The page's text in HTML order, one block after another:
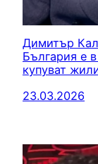
Димитър
България е
купуват
23.03.2026